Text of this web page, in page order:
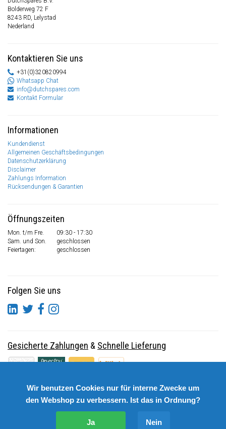
Bolderweg 72 F
8243 RD, Lelystad
Nederland
Kontaktieren Sie uns
+31(0)320820994
Whatsapp Chat
info@dutchspares.com
Kontakt Formular
Informationen
Kundendienst
Allgemeinen Geschäftsbedingungen
Datenschutzerklärung
Disclaimer
Zahlungs Information
Rücksendungen & Garantien
Öffnungszeiten
Mon. t/m Fre.
09:30 - 17:30
Sam. und Son.
geschlossen
Feiertagen:
geschlossen
Folgen Sie uns
Gesicherte Zahlungen & Schnelle Lieferung
Wir benutzen Cookies nur für interne Zwecke um
den Webshop zu verbessern. Ist das in Ordnung?
Ja Nein